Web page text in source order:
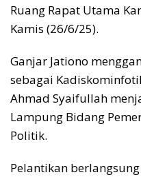
Ruang Rapat Utama
Kamis (26/6/25).
Ganjar Jationo
sebagai
Ahmad Syaifullah
Lampung Bidang
Politik.
Pelantikan